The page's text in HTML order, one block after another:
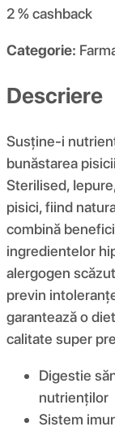
2 %cashback
Categorie:
Descriere
Susține-i
bunăstarea
Sterilised,
pisici, fiind
combină
ingredientelor
alergogen
previn
garantează o
calitate super
Digestie
nutrienților
Sistem